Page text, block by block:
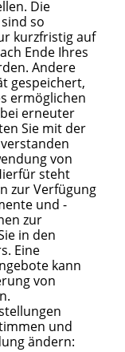
Die
so
kurzfristig auf
Ende Ihres
Andere
gespeichert,
ermöglichen
erneuter
Sie mit der
von
steht
zur Verfügung
und -
zur
in den
Eine
kann
von
und
ändern: